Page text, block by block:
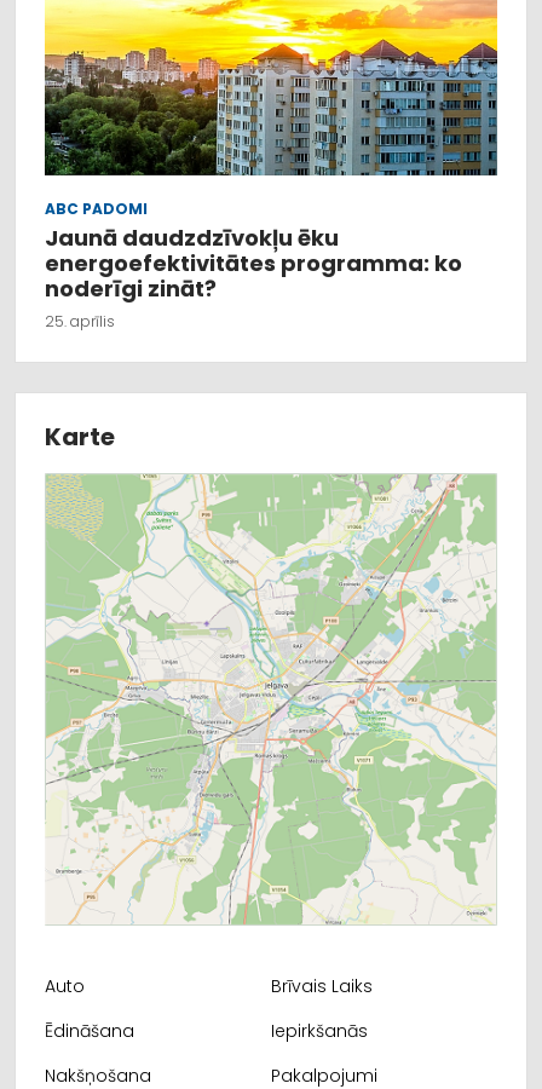
ABC PADOMI
Jaunā daudzdzīvokļu ēku
energoefektivitātes programma: ko
noderīgi zināt?
25. aprīlis
Karte
Auto
Brīvais Laiks
Ēdināšana
Iepirkšanās
Nakšņošana
Pakalpojumi